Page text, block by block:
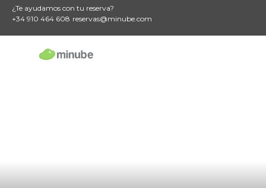
¿Te ayudamos con tu reserva?
+34 910 464 608 reservas@minube.com